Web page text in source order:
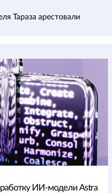
Тараза арестовали
ИИ-модели Astra